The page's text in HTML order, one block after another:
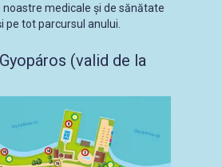
noastre medicale și de sănătate
pe tot parcursul anului.
(valid de la